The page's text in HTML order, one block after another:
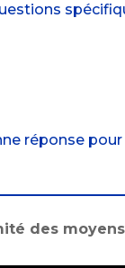
réponse
des